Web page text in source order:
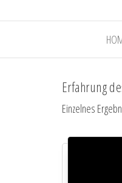
Erfahrung
Einzelnes